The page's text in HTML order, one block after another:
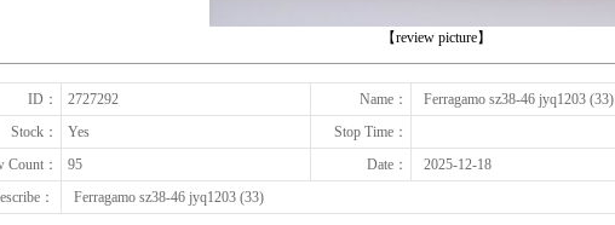
【review picture】
ID： 2727292 Name：
Ferragamo sz38-46 jyq1203 (33)
Stock：
Yes
Stop Time：
Count：
95 Date：
2025-12-18
：
Ferragamo sz38-46 jyq1203 (33)